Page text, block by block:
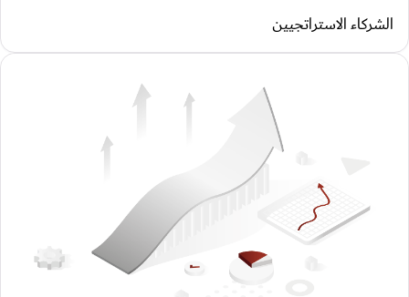
الشركاء الاستراتجيين